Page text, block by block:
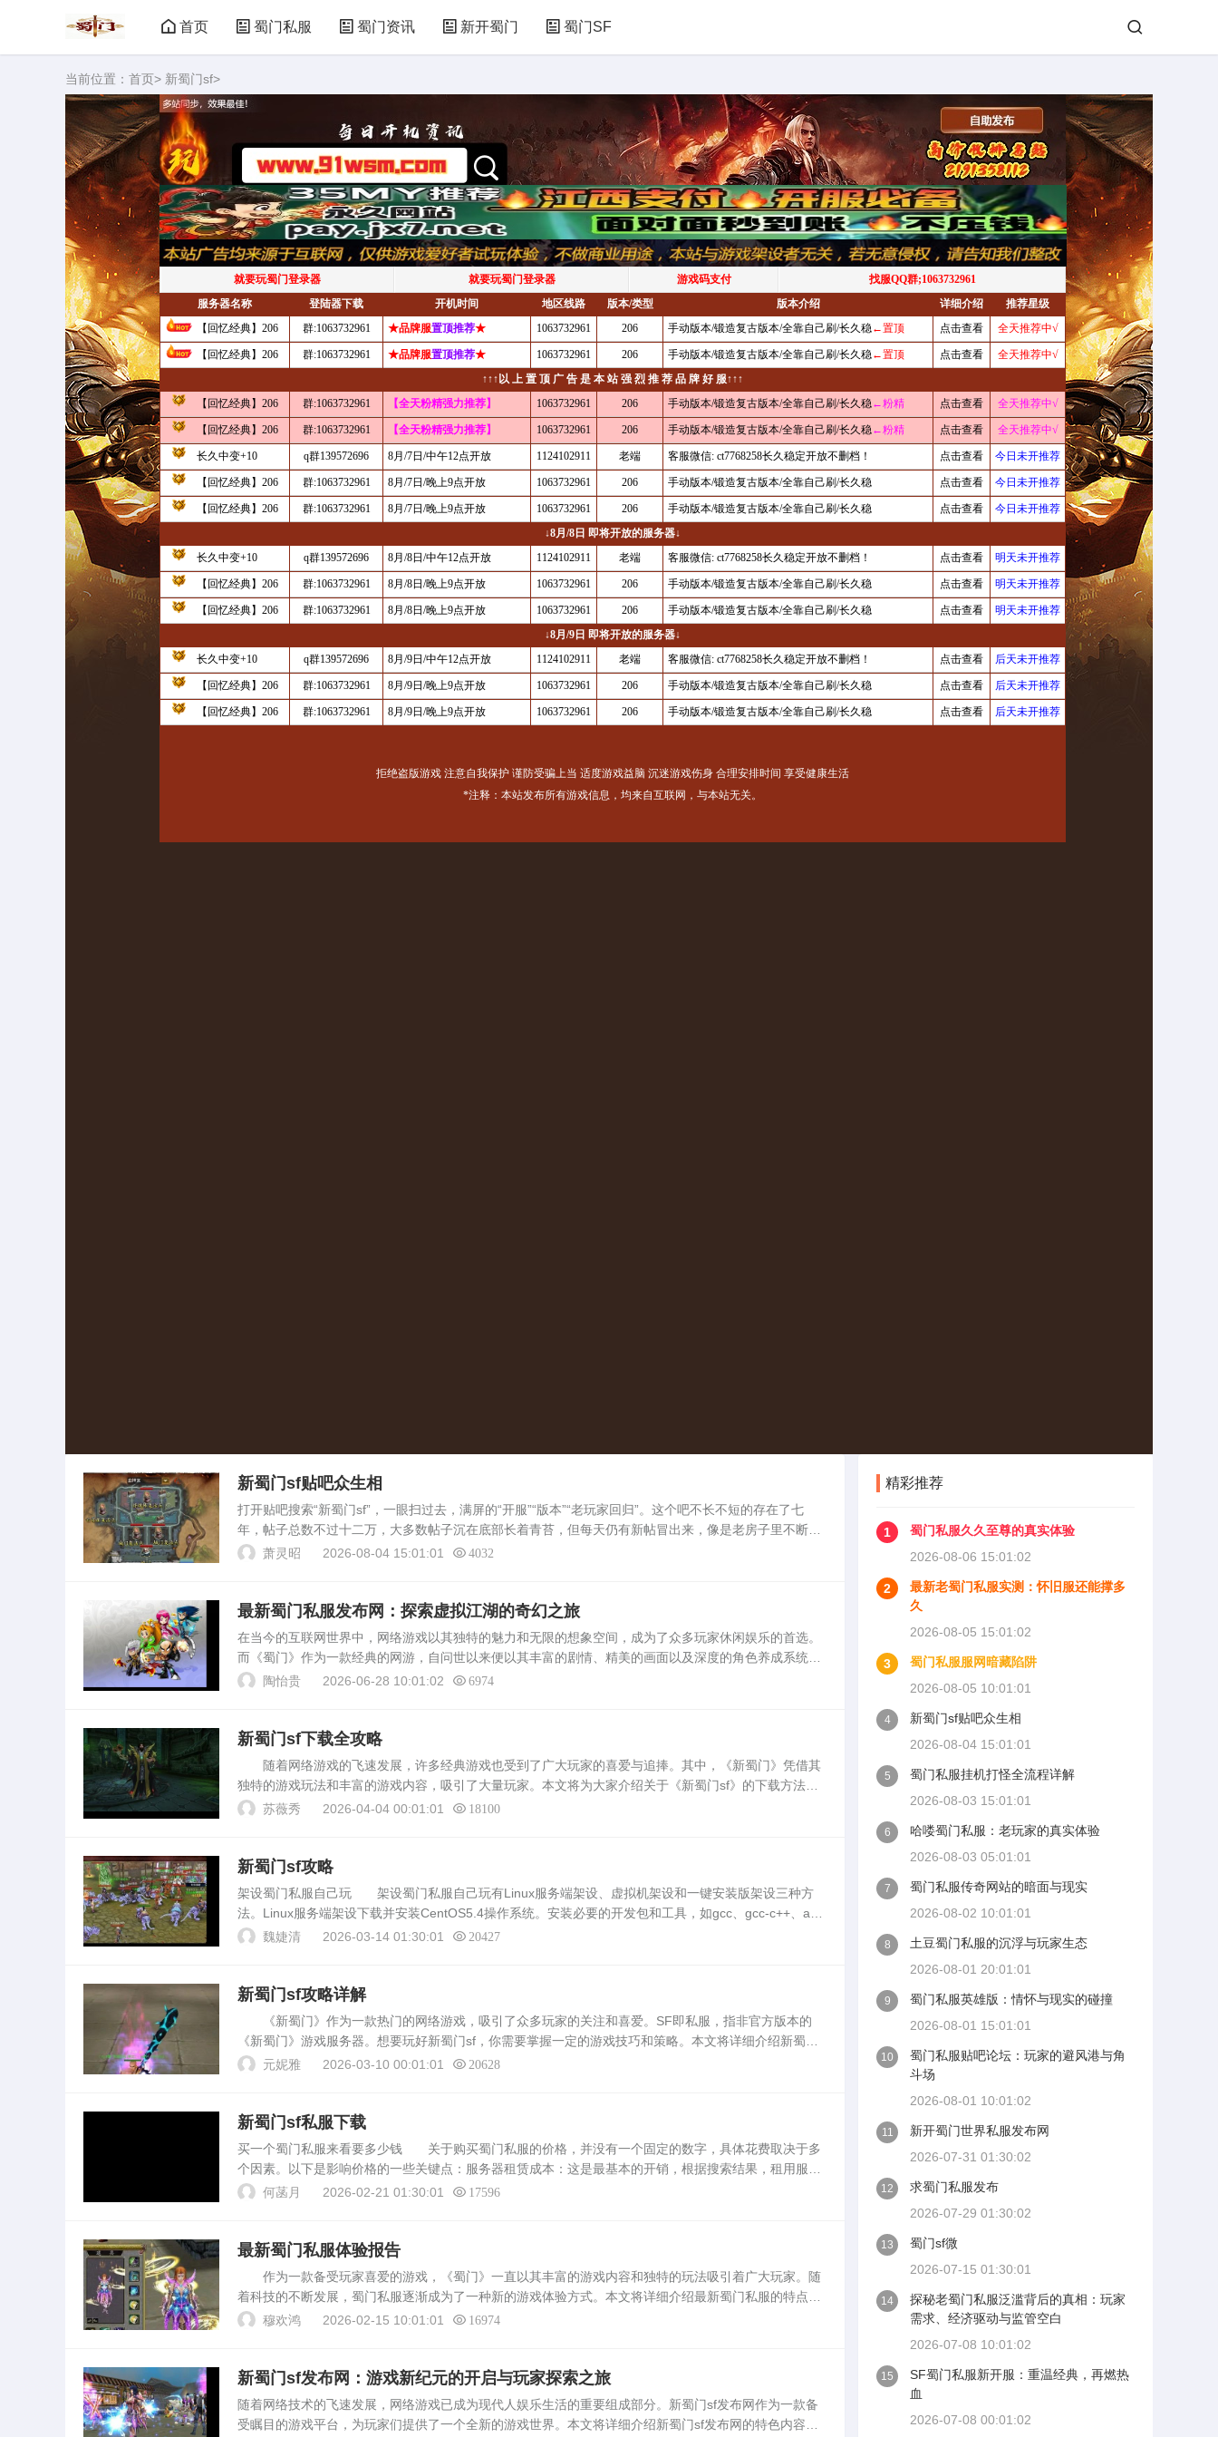
首页 蜀门私服 蜀门资讯 新开蜀门 蜀门SF
当前位置： 首页> 新蜀门sf>
新蜀门sf贴吧众生相
打开贴吧搜索“新蜀门sf”，一眼扫过去，满屏的“开服”“版本”“老玩家回归”。这个吧不长不短的存在了七
年，帖子总数不过十二万，大多数帖子沉在底部长着青苔，但每天仍有新帖冒出来，像是老房子里不断有
人搬进来又搬走，地板踩得凹凸不平，但灯火始终亮着。吧里最常见的一种帖子，是“新人求助”。发帖的
萧灵昭 2026-08-04 15:01:01 4032
最新蜀门私服发布网：探索虚拟江湖的奇幻之旅
在当今的互联网世界中，网络游戏以其独特的魅力和无限的想象空间，成为了众多玩家休闲娱乐的首选。
而《蜀门》作为一款经典的网游，自问世以来便以其丰富的剧情、精美的画面以及深度的角色养成系统，
吸引了大量玩家的青睐。随着游戏官方版本的更新迭代，部分玩家对于游戏内容的新鲜感和挑战性产生了
陶怡贵 2026-06-28 10:01:02 6974
新蜀门sf下载全攻略
随着网络游戏的飞速发展，许多经典游戏也受到了广大玩家的喜爱与追捧。其中，《新蜀门》凭借其
独特的游戏玩法和丰富的游戏内容，吸引了大量玩家。本文将为大家介绍关于《新蜀门sf》的下载方法及
相关内容。什么是新蜀门sf《新蜀门sf》是《新蜀门》的私服版本，它是由玩家自己搭建并运营的服务
苏薇秀 2026-04-04 00:01:01 18100
新蜀门sf攻略
架设蜀门私服自己玩 架设蜀门私服自己玩有Linux服务端架设、虚拟机架设和一键安装版架设三种方
法。Linux服务端架设下载并安装CentOS5.4操作系统。安装必要的开发包和工具，如gcc、gcc-c++、aut
oconf等。编译安装MySQL数据库。配置MySQL数据库，并设置开机自动启动。将游...
魏婕清 2026-03-14 01:30:01 20427
新蜀门sf攻略详解
《新蜀门》作为一款热门的网络游戏，吸引了众多玩家的关注和喜爱。SF即私服，指非官方版本的
《新蜀门》游戏服务器。想要玩好新蜀门sf，你需要掌握一定的游戏技巧和策略。本文将详细介绍新蜀门s
f的玩法，帮助你更好地体验游戏。角色选择与职业定位在《新蜀门》sf中，玩家需要选择合适的角色和职
元妮雅 2026-03-10 00:01:01 20628
新蜀门sf私服下载
买一个蜀门私服来看要多少钱 关于购买蜀门私服的价格，并没有一个固定的数字，具体花费取决于多
个因素。以下是影响价格的一些关键点：服务器租赁成本：这是最基本的开销，根据搜索结果，租用服务
器可能需要4000多元人民币一年。这个费用可能会因地区和服务提供商的不同而有所变化。游戏版本和稳
何菡月 2026-02-21 01:30:01 17596
最新蜀门私服体验报告
作为一款备受玩家喜爱的游戏，《蜀门》一直以其丰富的游戏内容和独特的玩法吸引着广大玩家。随
着科技的不断发展，蜀门私服逐渐成为了一种新的游戏体验方式。本文将详细介绍最新蜀门私服的特点和
体验，分享给大家。蜀门私服简介蜀门私服是指在《蜀门》游戏的基础上，由玩家自主搭建的、不经过官
穆欢鸿 2026-02-15 10:01:01 16974
新蜀门sf发布网：游戏新纪元的开启与玩家探索之旅
随着网络技术的飞速发展，网络游戏已成为现代人娱乐生活的重要组成部分。新蜀门sf发布网作为一款备
受瞩目的游戏平台，为玩家们提供了一个全新的游戏世界。本文将详细介绍新蜀门sf发布网的特色内容、
精彩推荐
1
蜀门私服久久至尊的真实体验
2026-08-06 15:01:02
2
最新老蜀门私服实测：怀旧服还能撑多
久
2026-08-05 15:01:02
3
蜀门私服服网暗藏陷阱
2026-08-05 10:01:01
4
新蜀门sf贴吧众生相
2026-08-04 15:01:01
5
蜀门私服挂机打怪全流程详解
2026-08-03 15:01:01
6
哈喽蜀门私服：老玩家的真实体验
2026-08-03 05:01:01
7
蜀门私服传奇网站的暗面与现实
2026-08-02 10:01:01
8
土豆蜀门私服的沉浮与玩家生态
2026-08-01 20:01:01
9
蜀门私服英雄版：情怀与现实的碰撞
2026-08-01 15:01:01
10
蜀门私服贴吧论坛：玩家的避风港与角
斗场
2026-08-01 10:01:02
11
新开蜀门世界私服发布网
2026-07-31 01:30:02
12
求蜀门私服发布
2026-07-29 01:30:02
13
蜀门sf微
2026-07-15 01:30:01
14
探秘老蜀门私服泛滥背后的真相：玩家
需求、经济驱动与监管空白
2026-07-08 10:01:02
15
SF蜀门私服新开服：重温经典，再燃热
血
2026-07-08 00:01:02